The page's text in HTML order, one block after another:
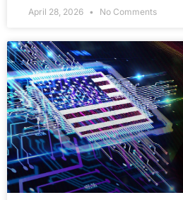
April 28, 2026 No Comments